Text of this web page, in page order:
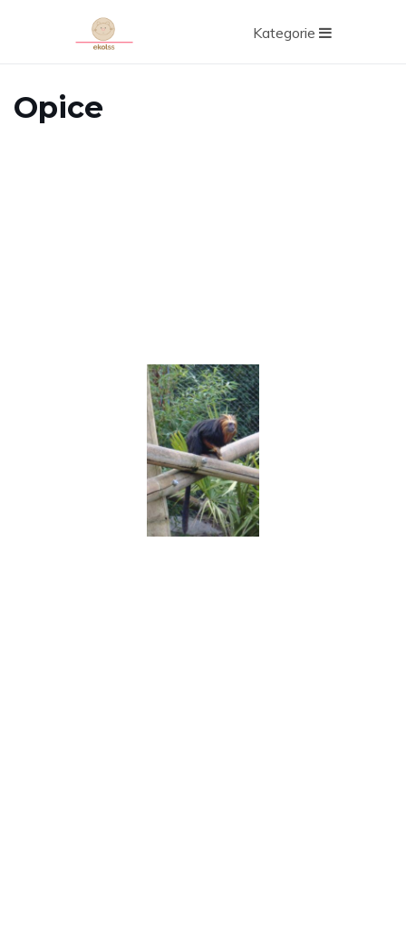
Kategorie
Opice